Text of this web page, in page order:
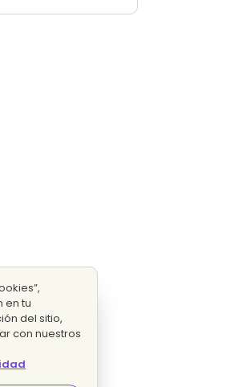
en tu
del sitio,
con nuestros